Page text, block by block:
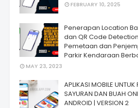
FEBRUARY 10, 2025
Penerapan Location
dan QR Code
Pemetaan dan
Parkir Kendaraan
MAY 23, 2023
APLIKASI MOBILE UNTUK
SAYURAN DAN BUAH
ANDROID | VERSION 2